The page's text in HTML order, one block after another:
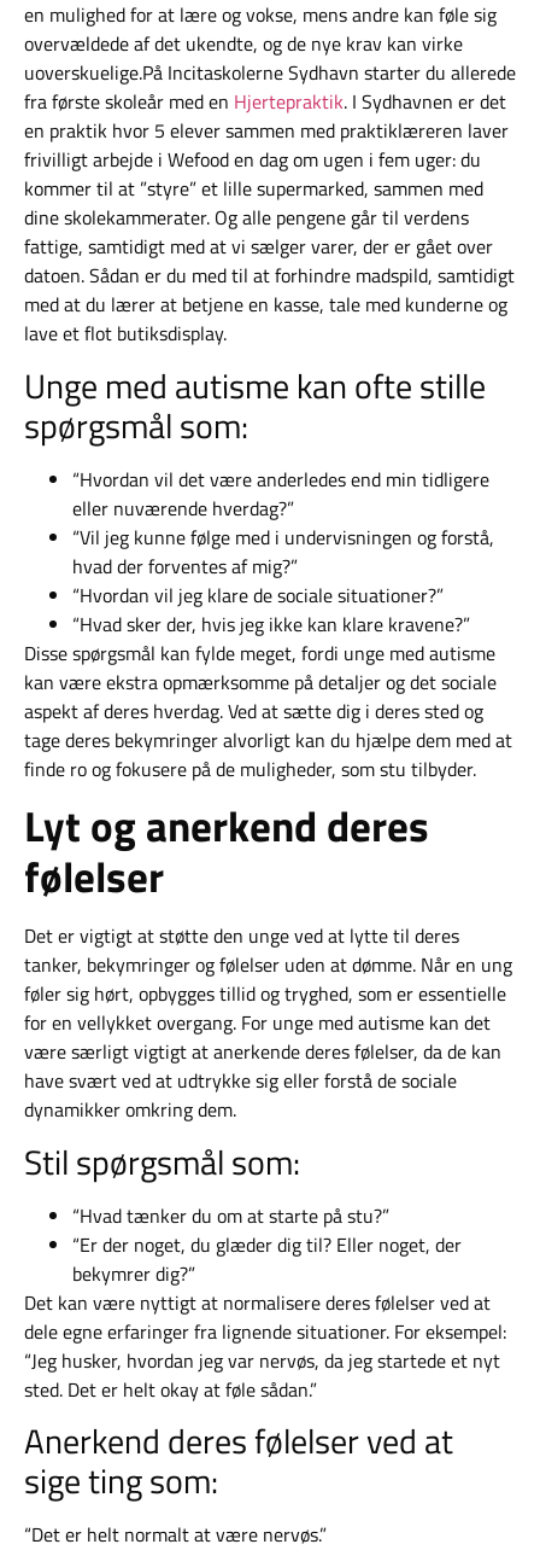
en mulighed for at lære og vokse, mens andre kan føle sig
overvældede af det ukendte, og de nye krav kan virke
uoverskuelige.På Incitaskolerne Sydhavn starter du allerede
fra første skoleår med en Hjertepraktik. I Sydhavnen er det
en praktik hvor 5 elever sammen med praktiklæreren laver
frivilligt arbejde i Wefood en dag om ugen i fem uger: du
kommer til at ”styre” et lille supermarked, sammen med
dine skolekammerater. Og alle pengene går til verdens
fattige, samtidigt med at vi sælger varer, der er gået over
datoen. Sådan er du med til at forhindre madspild, samtidigt
med at du lærer at betjene en kasse, tale med kunderne og
lave et flot butiksdisplay.
Unge med autisme kan ofte stille
spørgsmål som:
“Hvordan vil det være anderledes end min tidligere
eller nuværende hverdag?”
“Vil jeg kunne følge med i undervisningen og forstå,
hvad der forventes af mig?”
“Hvordan vil jeg klare de sociale situationer?”
“Hvad sker der, hvis jeg ikke kan klare kravene?”
Disse spørgsmål kan fylde meget, fordi unge med autisme
kan være ekstra opmærksomme på detaljer og det sociale
aspekt af deres hverdag. Ved at sætte dig i deres sted og
tage deres bekymringer alvorligt kan du hjælpe dem med at
finde ro og fokusere på de muligheder, som stu tilbyder.
Lyt og anerkend deres
følelser
Det er vigtigt at støtte den unge ved at lytte til deres
tanker, bekymringer og følelser uden at dømme. Når en ung
føler sig hørt, opbygges tillid og tryghed, som er essentielle
for en vellykket overgang. For unge med autisme kan det
være særligt vigtigt at anerkende deres følelser, da de kan
have svært ved at udtrykke sig eller forstå de sociale
dynamikker omkring dem.
Stil spørgsmål som:
“Hvad tænker du om at starte på stu?”
“Er der noget, du glæder dig til? Eller noget, der
bekymrer dig?”
Det kan være nyttigt at normalisere deres følelser ved at
dele egne erfaringer fra lignende situationer. For eksempel:
“Jeg husker, hvordan jeg var nervøs, da jeg startede et nyt
sted. Det er helt okay at føle sådan.”
Anerkend deres følelser ved at
sige ting som:
“Det er helt normalt at være nervøs.”